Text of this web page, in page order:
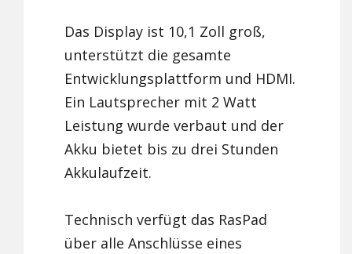
Das Display ist 10,1 Zoll groß,
unterstützt die gesamte
Entwicklungsplattform und HDMI.
Ein Lautsprecher mit 2 Watt
Leistung wurde verbaut und der
Akku bietet bis zu drei Stunden
Akkulaufzeit.
Technisch verfügt das RasPad
über alle Anschlüsse eines